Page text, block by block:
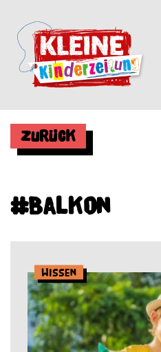
Zurück
#Balkon
Wissen